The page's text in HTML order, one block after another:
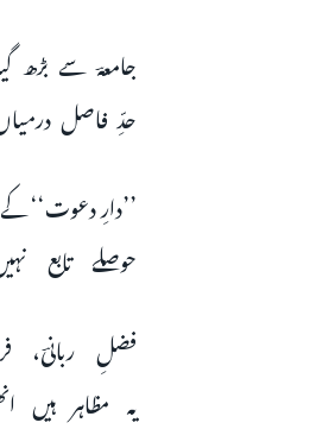
جامعہؔ سے بڑھ
حدِّ فاصل
’’دارِ دعوت‘‘
حوصلے تابع
فضلِ ربانیؔ،
یہ مظاہر ہیں